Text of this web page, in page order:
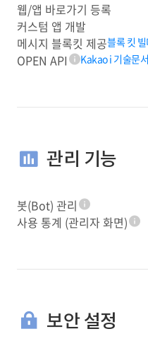
웹/앱 바로가기 등록
커스텀 앱 개발
메시지 블록킷 제공블록 킷 빌
OPEN API Kakao i 기술문서
관리 기능
봇(Bot) 관리
사용 통계 (관리자 화면)
보안 설정